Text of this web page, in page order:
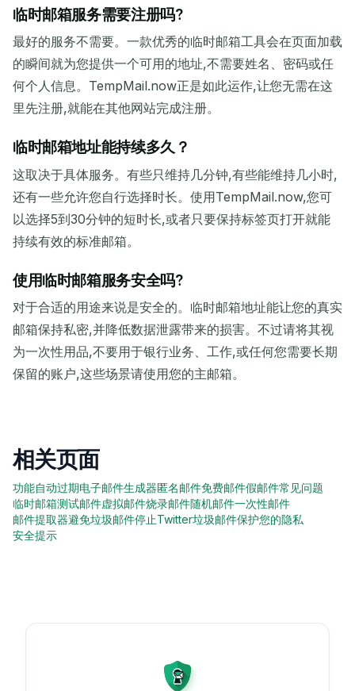
临时邮箱服务需要注册吗?
最好的服务不需要。一款优秀的临时邮箱工具会在页面加载
的瞬间就为您提供一个可用的地址,不需要姓名、密码或任
何个人信息。TempMail.now正是如此运作,让您无需在这
里先注册,就能在其他网站完成注册。
临时邮箱地址能持续多久？
这取决于具体服务。有些只维持几分钟,有些能维持几小时,
还有一些允许您自行选择时长。使用TempMail.now,您可
以选择5到30分钟的短时长,或者只要保持标签页打开就能
持续有效的标准邮箱。
使用临时邮箱服务安全吗?
对于合适的用途来说是安全的。临时邮箱地址能让您的真实
邮箱保持私密,并降低数据泄露带来的损害。不过请将其视
为一次性用品,不要用于银行业务、工作,或任何您需要长期
保留的账户,这些场景请使用您的主邮箱。
相关页面
功能自动过期电子邮件生成器匿名邮件免费邮件假邮件常见问题
临时邮箱测试邮件虚拟邮件烧录邮件随机邮件一次性邮件
邮件提取器避免垃圾邮件停止Twitter垃圾邮件保护您的隐私
安全提示